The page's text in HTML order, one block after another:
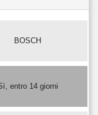
BOSCH
entro 14 giorni